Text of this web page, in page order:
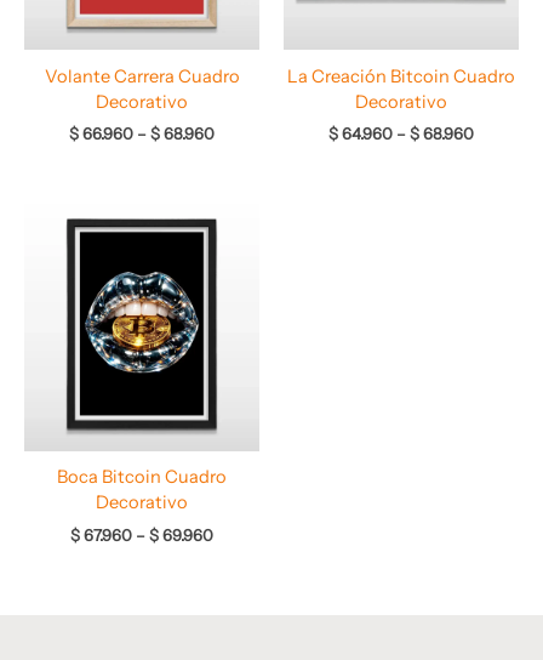
Volante Carrera Cuadro
Decorativo
$66.960 –$68.960
La Creación Bitcoin Cuadro
Decorativo
$64.960 –$68.960
Boca Bitcoin Cuadro
Decorativo
$67.960 –$69.960
de